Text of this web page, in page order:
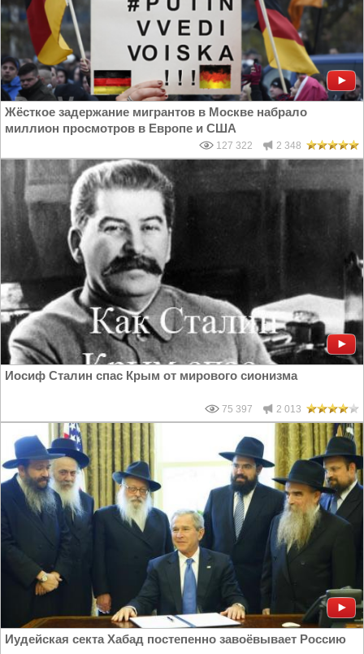
Жёсткое задержание мигрантов в Москве набрало
миллион просмотров в Европе и США
127 322 2 348
Иосиф Сталин спас Крым от мирового сионизма
75 397 2 013
Иудейская секта Хабад постепенно завоёвывает Россию